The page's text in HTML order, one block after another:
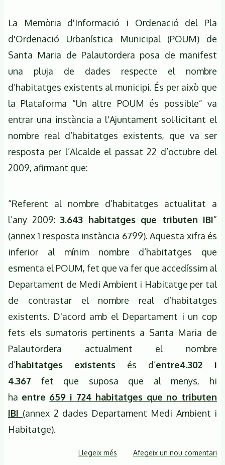
La Memòria d'Informació i Ordenació del Pla
d'Ordenació Urbanística Municipal (POUM) de
Santa Maria de Palautordera posa de manifest
una pluja de dades respecte el nombre
d’habitatges existents al municipi. És per això que
la Plataforma “Un altre POUM és possible” va
entrar una instància a l'Ajuntament sol·licitant el
nombre real d’habitatges existents, que va ser
resposta per l’Alcalde el passat 22 d’octubre del
2009, afirmant que:
“Referent al nombre d’habitatges actualitat a
l’any 2009: 3.643 habitatges que tributen IBI”
(annex 1 resposta instància 6799). Aquesta xifra és
inferior al mínim nombre d’habitatges que
esmenta el POUM, fet que va fer que accedíssim al
Departament de Medi Ambient i Habitatge per tal
de contrastar el nombre real d’habitatges
existents. D'acord amb el Departament i un cop
fets els sumatoris pertinents a Santa Maria de
Palautordera actualment el nombre
d’habitatges existents és d’entre4.302 i
4.367 fet que suposa que al menys, hi
ha entre 659 i 724 habitatges que no tributen
IBI (annex 2 dades Departament Medi Ambient i
Habitatge).
Llegeix més sobreAfegeix un nou comentari